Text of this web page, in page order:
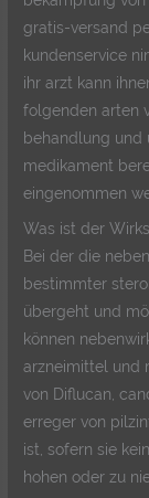
gratis-versand
kundenservice
ihr arzt kann
folgenden arten
behandlung und
medikament
eingenommen
Was ist der
Bei der die
bestimmter
übergeht und
können
arzneimittel und
von Diflucan,
erreger von
ist, sofern sie
hohen oder zu